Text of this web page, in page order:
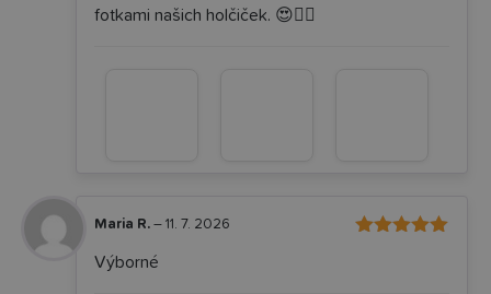
fotkami našich holčiček. 😍✌🏻
Maria R. – 11. 7. 2026
Výborné